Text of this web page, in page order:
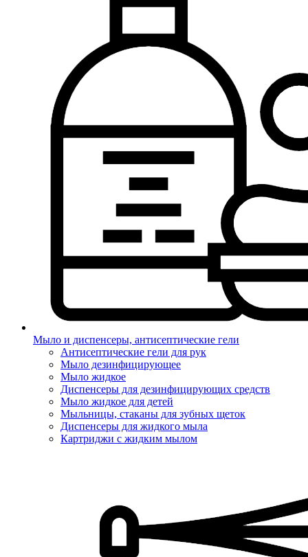
Мыло и диспенсеры, антисептические гели
Антисептические гели для рук
Мыло дезинфицирующее
Мыло жидкое
Диспенсеры для дезинфицирующих средств
Мыло жидкое для детей
Мыльницы, стаканы для зубных щеток
Диспенсеры для жидкого мыла
Картриджи с жидким мылом